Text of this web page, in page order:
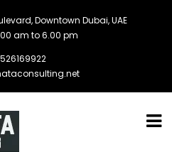
Downtown Dubai, UAE
am to 6.00 pm